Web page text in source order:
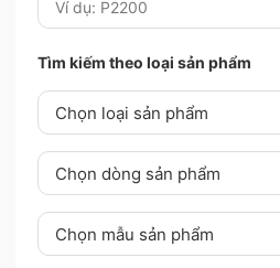
Tìm kiếm theo loại sản phẩm
Chọn loại sản phẩm
Chọn dòng sản phẩm
Chọn mẫu sản phẩm